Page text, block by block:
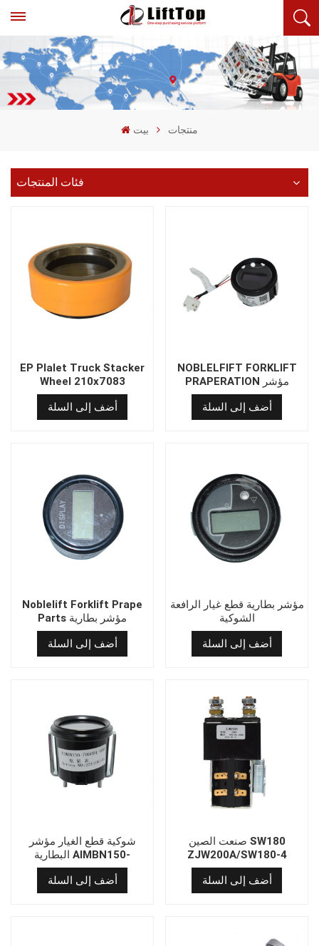
بيت منتجات
فئات المنتجات
EP Plalet Truck Stacker
Wheel 210x7083
أضف إلى السلة
NOBLELFIFT FORKLIFT
PRAPERATION مؤشر
بطارية
921100100012/9000000760
أضف إلى السلة
Noblelift Forklift Prape
Parts مؤشر بطارية
921100100094
أضف إلى السلة
مؤشر بطارية قطع غيار الرافعة
الشوكية
921100100012/9000000760
أضف إلى السلة
شوكية قطع الغيار مؤشر
البطارية AIMBN150-
700001-000
أضف إلى السلة
صنعت الصين SW180
ZJW200A/SW180-4
ALBRIGHT DC TOUNTOR
لقطع غيار الرافعة الشوكية
أضف إلى السلة